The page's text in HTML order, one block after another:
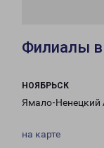
Филиалы
НОЯБРЬСК
Ямало-Ненецкий
на карте